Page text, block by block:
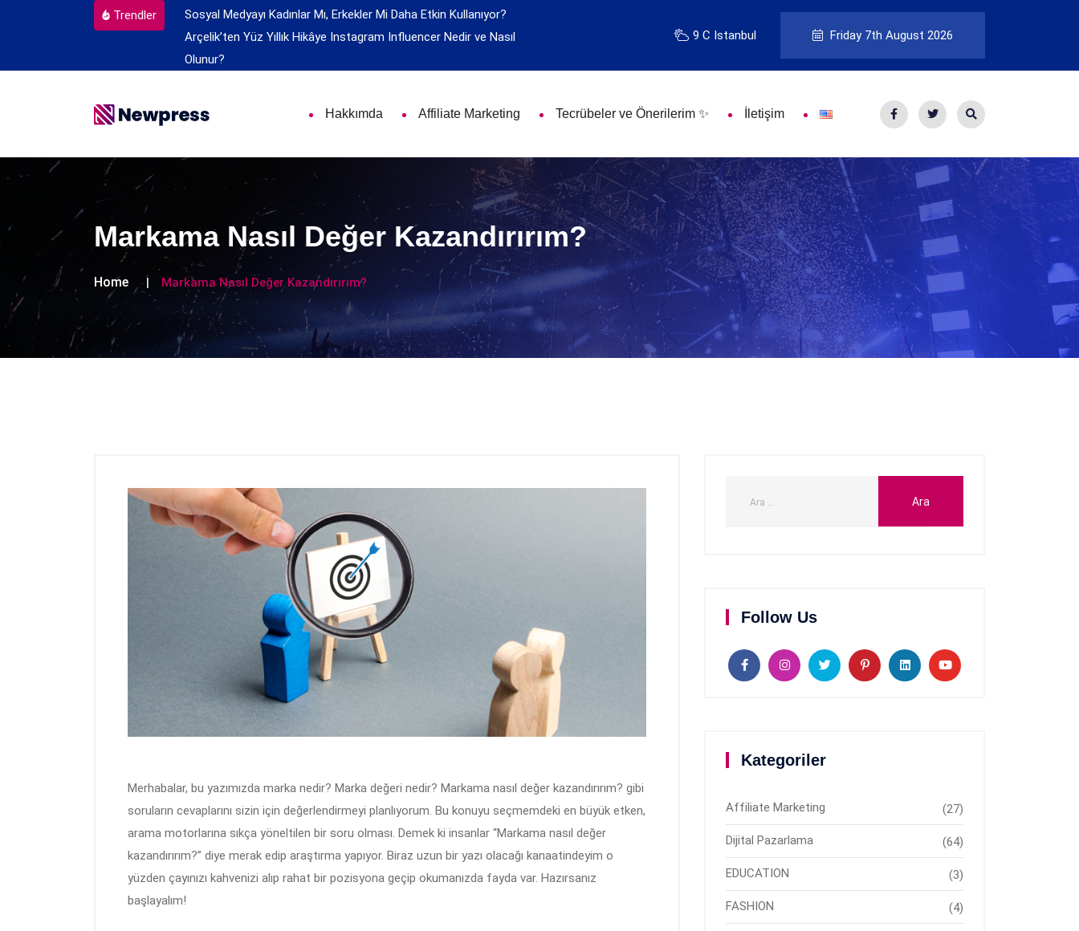
Trendler
Sosyal Medyayı Kadınlar Mı, Erkekler Mi Daha Etkin Kullanıyor?
Arçelik’ten Yüz Yıllık Hikâye Instagram Influencer Nedir ve Nasıl
Olunur?
9 C Istanbul Friday 7th August 2026
Hakkımda Affiliate Marketing Tecrübeler ve Önerilerim ✨ İletişim
Markama Nasıl Değer Kazandırırım?
Home Markama Nasıl Değer Kazandırırım?
Merhabalar, bu yazımızda marka nedir? Marka değeri nedir? Markama nasıl değer kazandırırım? gibi
soruların cevaplarını sizin için değerlendirmeyi planlıyorum. Bu konuyu seçmemdeki en büyük etken,
arama motorlarına sıkça yöneltilen bir soru olması. Demek ki insanlar “Markama nasıl değer
kazandırırım?” diye merak edip araştırma yapıyor. Biraz uzun bir yazı olacağı kanaatindeyim o
yüzden çayınızı kahvenizi alıp rahat bir pozisyona geçip okumanızda fayda var. Hazırsanız
başlayalım!
Follow Us
Kategoriler
Affiliate Marketing (27)
Dijital Pazarlama (64)
EDUCATION (3)
FASHION (4)